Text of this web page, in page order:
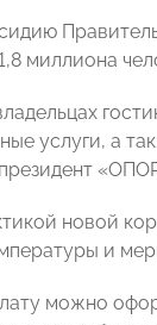
миллиона
услуги, а
новой
и
можно